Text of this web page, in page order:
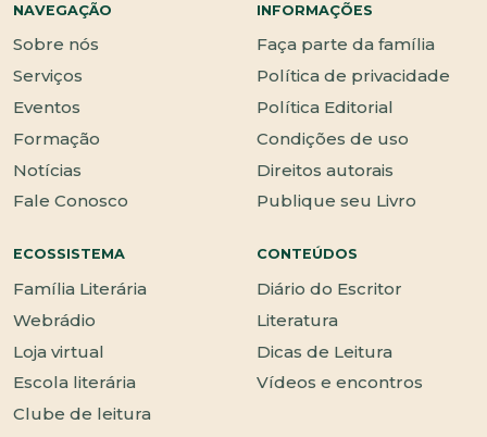
NAVEGAÇÃO
Sobre nós
Serviços
Eventos
Formação
Notícias
Fale Conosco
INFORMAÇÕES
Faça parte da família
Política de privacidade
Política Editorial
Condições de uso
Direitos autorais
Publique seu Livro
ECOSSISTEMA
Família Literária
Webrádio
Loja virtual
Escola literária
Clube de leitura
CONTEÚDOS
Diário do Escritor
Literatura
Dicas de Leitura
Vídeos e encontros